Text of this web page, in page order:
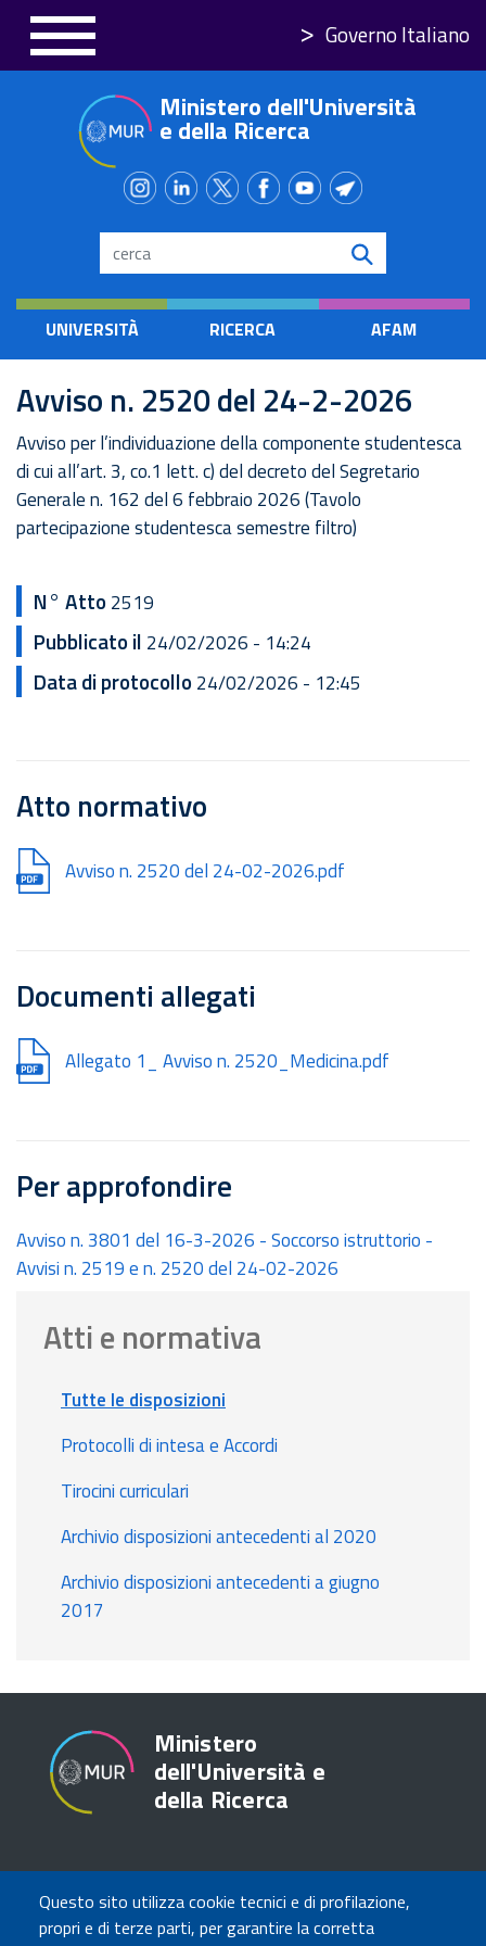
principale
Governo Italiano
Questo sito utilizza cookie tecnici e di profilazione,
propri e di terze parti, per garantire la corretta
Ministero dell'Università
e della Ricerca
Search
UNIVERSITÀ RICERCA AFAM
Avviso n. 2520 del 24-2-2026
Avviso per l’individuazione della componente studentesca
di cui all’art. 3, co.1 lett. c) del decreto del Segretario
Generale n. 162 del 6 febbraio 2026 (Tavolo
partecipazione studentesca semestre filtro)
N° Atto 2519
Pubblicato il 24/02/2026 - 14:24
Data di protocollo 24/02/2026 - 12:45
Atto normativo
Document
Avviso n. 2520 del 24-02-2026.pdf
Documenti allegati
Document
Allegato 1_ Avviso n. 2520_Medicina.pdf
Per approfondire
Avviso n. 3801 del 16-3-2026 - Soccorso istruttorio -
Avvisi n. 2519 e n. 2520 del 24-02-2026
Atti e normativa
Tutte le disposizioni
Protocolli di intesa e Accordi
Tirocini curriculari
Archivio disposizioni antecedenti al 2020
Archivio disposizioni antecedenti a giugno
2017
Ministero
dell'Università e
della Ricerca
TRASPARENZA
Amministrazione Trasparente
Atti di notifica